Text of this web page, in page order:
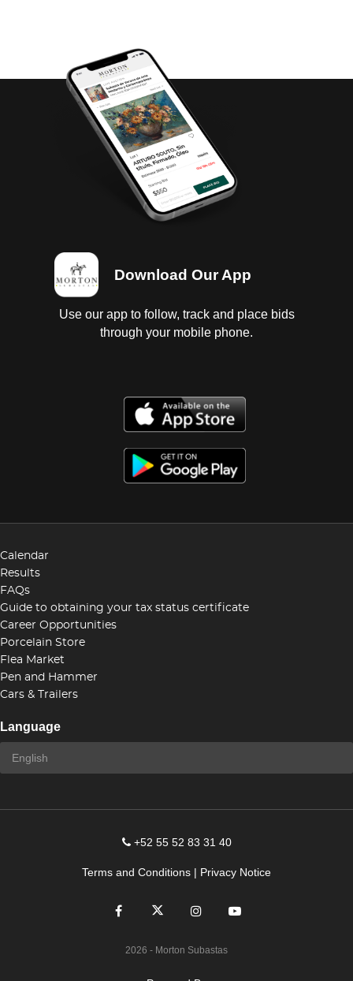
Download Our App
Use our app to follow, track and place bids
through your mobile phone.
Calendar
Results
FAQs
Guide to obtaining your tax status certificate
Career Opportunities
Porcelain Store
Flea Market
Pen and Hammer
Cars & Trailers
Language
+52 55 52 83 31 40
Terms and Conditions | Privacy Notice
2026 - Morton Subastas